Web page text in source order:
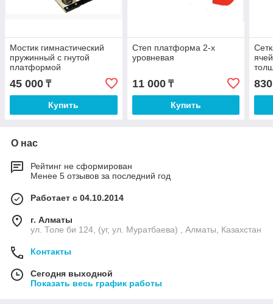
Мостик гимнастический
пружинный с гнутой
платформой
45 000 ₸
Купить
Степ платформа 2-х
уровневая
11 000₸
Купить
830
О нас
Рейтинг не сформирован
Менее 5 отзывов за последний год
Работает с 04.10.2014
г. Алматы
ул. Толе би 124, (уг, ул. Муратбаева) , Алматы, Казахстан
Контакты
Сегодня выходной
Показать весь график работы